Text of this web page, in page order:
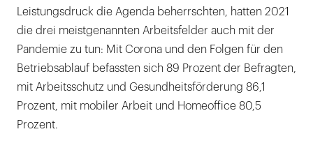
Leistungsdruck die Agenda beherrschten, hatten 2021
die drei meistgenannten Arbeitsfelder auch mit der
Pandemie zu tun: Mit Corona und den Folgen für den
Betriebsablauf befassten sich 89 Prozent der Befragten,
mit Arbeitsschutz und Gesundheitsförderung 86,1
Prozent, mit mobiler Arbeit und Homeoffice 80,5
Prozent.